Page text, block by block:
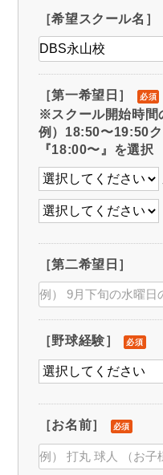
［希望スクール名］
［第一希望日］ 必須
※スクール開始時間
例）18:50〜19:50
『18:00〜』を選択
［第二希望日］
［野球経験］ 必須
［お名前］ 必須